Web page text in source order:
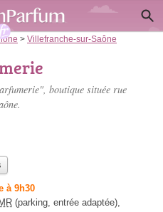
> Villefranche-sur-Saône
boutique située rue
à 9h30
(parking, entrée adaptée),